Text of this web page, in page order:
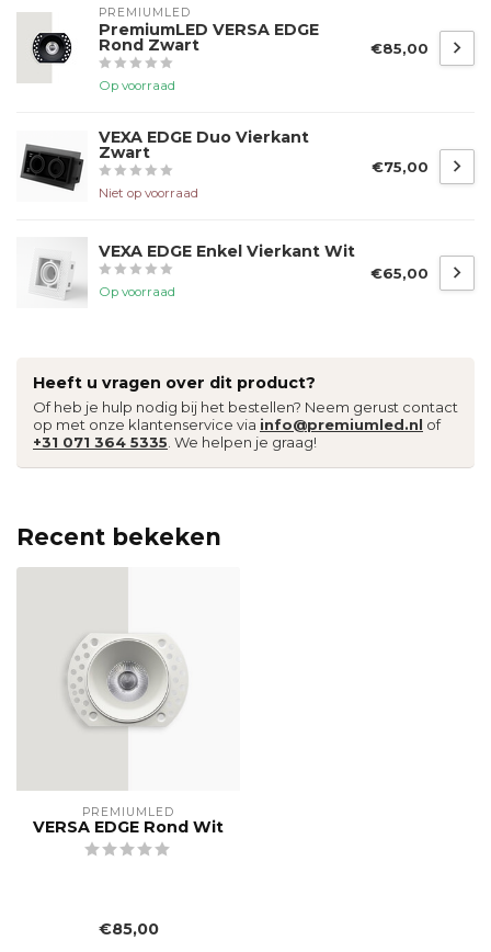
PREMIUMLED
PremiumLED VERSA EDGE
Rond Zwart
Op voorraad
€85,00
VEXA EDGE Duo Vierkant
Zwart
Niet op voorraad
€75,00
VEXA EDGE Enkel Vierkant Wit
Op voorraad
€65,00
Heeft u vragen over dit product?
Of heb je hulp nodig bij het bestellen? Neem gerust contact
op met onze klantenservice via info@premiumled.nl of
+31 071 364 5335 . We helpen je graag!
Recent bekeken
PREMIUMLED
VERSA EDGE Rond Wit
€85,00